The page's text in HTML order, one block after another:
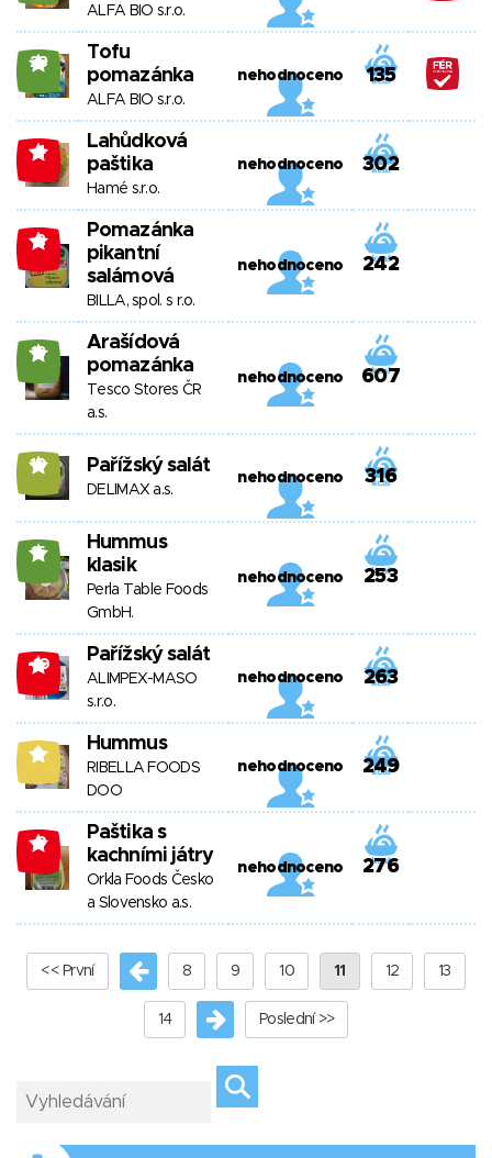
ALFA BIO s.r.o.
23
Tofu
pomazánka
ALFA BIO s.r.o.
nehodnoceno 135
-4
Lahůdková
paštika
Hamé s.r.o.
nehodnoceno 302
-2
Pomazánka
pikantní
salámová
BILLA, spol. s r.o.
nehodnoceno 242
18
Arašídová
pomazánka
Tesco Stores ČR
a.s.
nehodnoceno 607
10 Pařížský salát
DELIMAX a.s.
nehodnoceno 316
15
Hummus
klasik
Perla Table Foods
GmbH.
nehodnoceno 253
-10 Pařížský salát
ALIMPEX-MASO
s.r.o.
nehodnoceno 263
9 Hummus
RIBELLA FOODS
DOO
nehodnoceno 249
-9
Paštika s
kachními játry
Orkla Foods Česko
a Slovensko a.s.
nehodnoceno 276
<< První 8 9 10 11 12 13
14 Poslední >>